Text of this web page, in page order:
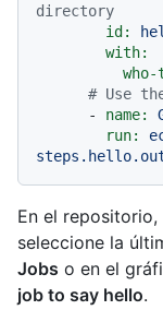
directory
id:
with:
# Use
-
name:
run:
En el
seleccione la
Jobs o en el
job to say hello.